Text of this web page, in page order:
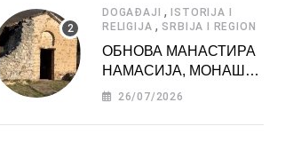
DOGAĐAJI , ISTORIJA I
RELIGIJA , SRBIJA I REGION
ОБНОВА МАНАСТИРА
НАМАСИЈА, МОНАШКЕ
ЗАДУЖБИНЕ
26/07/2026